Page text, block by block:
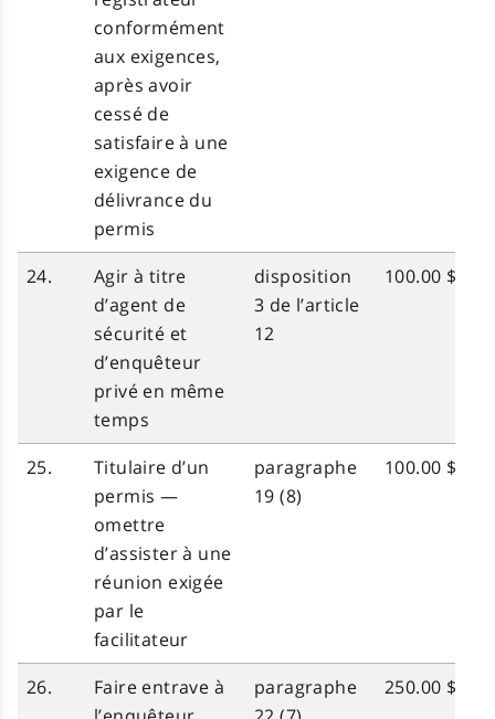
conformément
aux exigences,
après avoir
cessé de
satisfaire à une
exigence de
délivrance du
permis
24.
Agir à titre
d’agent de
sécurité et
d’enquêteur
privé en même
temps
disposition
3 de l’article
12
100.00 $
25.
Titulaire d’un
permis —
omettre
d’assister à une
réunion exigée
par le
facilitateur
paragraphe
19 (8)
100.00 $
26.
Faire entrave à
paragraphe
250.00 $